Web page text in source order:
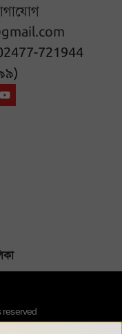
721944
reserved
Webbubl